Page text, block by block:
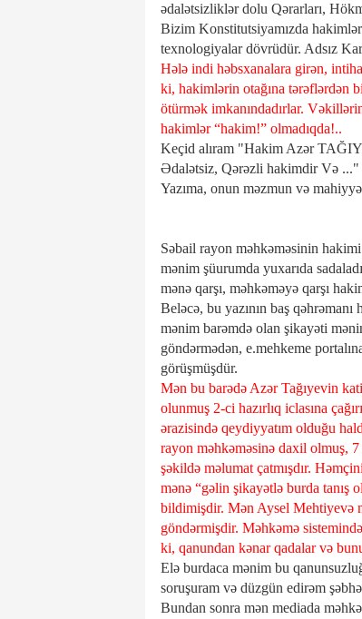
ədalətsizliklər dolu Qərarları,
Bizim Konstitutsiyamızda
texnologiyalar dövrüdür. Adsız
Hələ indi həbsxanalara girən,
ki, hakimlərin otağına tərəflərdən
ötürmək imkanındadırlar.
hakimlər “hakim!” olmadıqda!..
Keçid alıram "Hakim Azər
Ədalətsiz, Qərəzli hakimdir Və ..."
Yazıma, onun məzmun və
Səbail rayon məhkəməsinin hakimi
mənim şüurumda yuxarıda
mənə qarşı, məhkəməyə qarşı
Beləcə, bu yazının baş
mənim barəmdə olan şikayəti
göndərmədən, e.mehkeme
görüşmüşdür.
Mən bu barədə Azər Tağıyevin
olunmuş 2-ci hazırlıq iclasına
ərazisində qeydiyyatım olduğu
rayon məhkəməsinə daxil olmuş,
şəkildə məlumat çatmışdır.
mənə “gəlin şikayətlə burda tanış
bildimişdir. Mən Aysel Mehtiyevə
göndərmişdir. Məhkəmə
ki, qanundan kənar qadalar və
Elə burdaca mənim bu
soruşuram və düzgün edirəm
Bundan sonra mən mediada